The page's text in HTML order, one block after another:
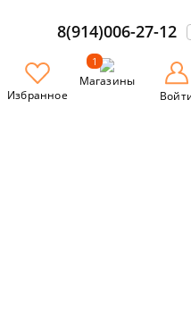
8(914)006-27-12
Избранное
Магазины
1